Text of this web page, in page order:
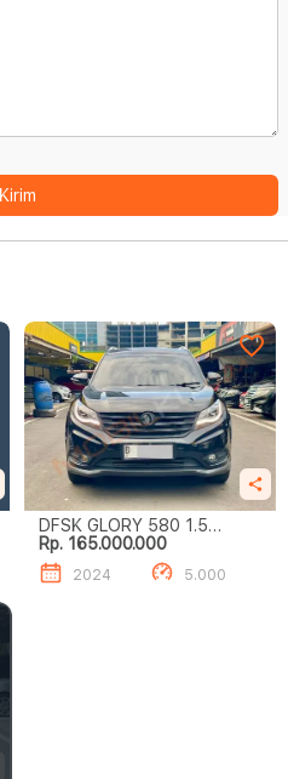
Kirim
DFSK GLORY 580 1.5
TURBO LUXURY
Rp. 165.000.000
2024 5.000